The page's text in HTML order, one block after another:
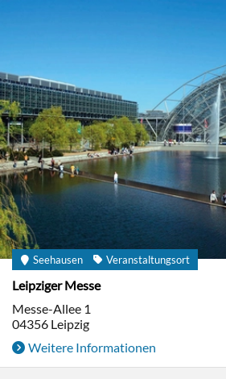
Seehausen Veranstaltungsort
Leipziger Messe
Messe-Allee 1
04356 Leipzig
Weitere Informationen